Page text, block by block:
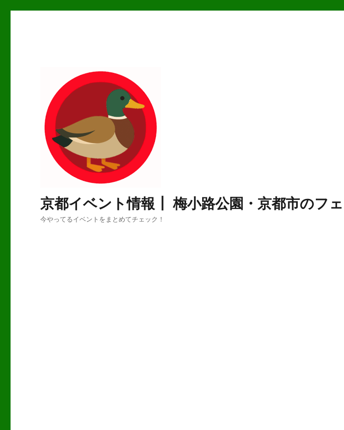
京都イベント情報┃ 梅小路公園・京都市のフ
今やってるイベントをまとめてチェック！